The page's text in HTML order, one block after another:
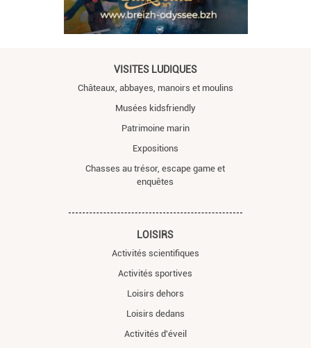
VISITES LUDIQUES
Châteaux, abbayes, manoirs et moulins
Musées kidsfriendly
Patrimoine marin
Expositions
Chasses au trésor, escape game et
enquêtes
LOISIRS
Activités scientifiques
Activités sportives
Loisirs dehors
Loisirs dedans
Activités d'éveil